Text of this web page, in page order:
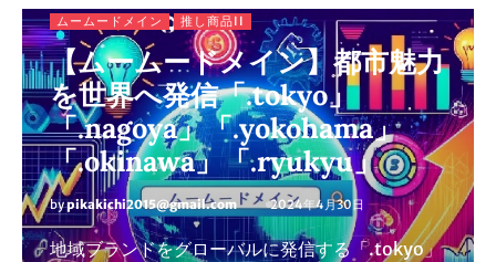
ムームードメイン 推し商品II
【ムームードメイン】都市魅力
を世界へ発信「.tokyo」
「.nagoya」「.yokohama」
「.okinawa」「.ryukyu」
bypikakichi2015@gmail.com 2024年4月30日
地域ブランドをグローバルに発信する「.tokyo」